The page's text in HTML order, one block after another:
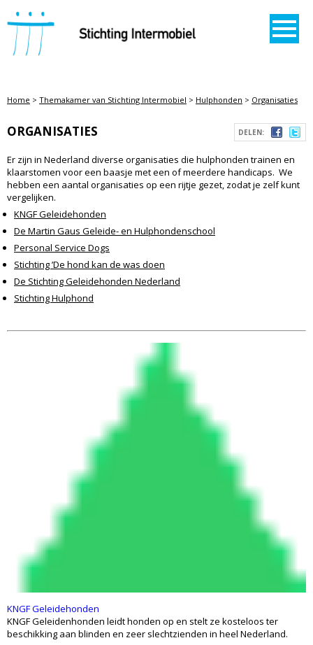
STICHTING INTERMOBIEL
Home > Themakamer van Stichting Intermobiel > Hulphonden > Organisaties
DELEN:
ORGANISATIES
Er zijn in Nederland diverse organisaties die hulphonden trainen en
klaarstomen voor een baasje met een of meerdere handicaps. We
hebben een aantal organisaties op een rijtje gezet, zodat je zelf kunt
vergelijken.
KNGF Geleidehonden
De Martin Gaus Geleide- en Hulphondenschool
Personal Service Dogs
Stichting ’De hond kan de was doen
De Stichting Geleidehonden Nederland
Stichting Hulphond
KNGF Geleidehonden
KNGF Geleidenhonden leidt honden op en stelt ze kosteloos ter
beschikking aan blinden en zeer slechtzienden in heel Nederland.